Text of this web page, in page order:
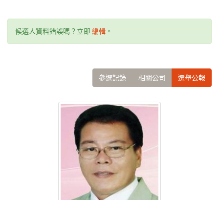
候選人資料錯誤嗎？立即 編輯 。
參選記錄 相關公司 選舉公報